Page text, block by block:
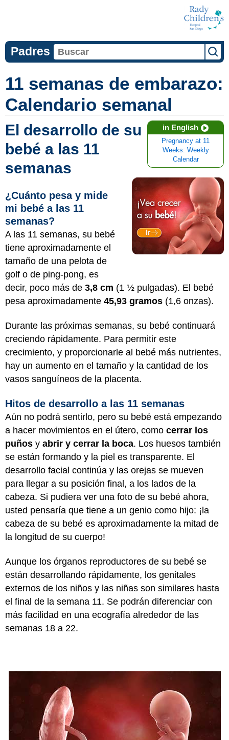
Padres
11 semanas de embarazo:
Calendario semanal
in English
Pregnancy at 11
Weeks: Weekly
Calendar
El desarrollo de su
bebé a las 11
semanas
¿Cuánto pesa y mide
mi bebé a las 11
semanas?
A las 11 semanas, su bebé
tiene aproximadamente el
tamaño de una pelota de
golf o de ping-pong, es
decir, poco más de 3,8 cm (1 ½ pulgadas). El bebé
pesa aproximadamente 45,93 gramos (1,6 onzas).
Durante las próximas semanas, su bebé continuará
creciendo rápidamente. Para permitir este
crecimiento, y proporcionarle al bebé más nutrientes,
hay un aumento en el tamaño y la cantidad de los
vasos sanguíneos de la placenta.
Hitos de desarrollo a las 11 semanas
Aún no podrá sentirlo, pero su bebé está empezando
a hacer movimientos en el útero, como cerrar los
puños y abrir y cerrar la boca. Los huesos también
se están formando y la piel es transparente. El
desarrollo facial continúa y las orejas se mueven
para llegar a su posición final, a los lados de la
cabeza. Si pudiera ver una foto de su bebé ahora,
usted pensaría que tiene a un genio como hijo: ¡la
cabeza de su bebé es aproximadamente la mitad de
la longitud de su cuerpo!
Aunque los órganos reproductores de su bebé se
están desarrollando rápidamente, los genitales
externos de los niños y las niñas son similares hasta
el final de la semana 11. Se podrán diferenciar con
más facilidad en una ecografía alrededor de las
semanas 18 a 22.